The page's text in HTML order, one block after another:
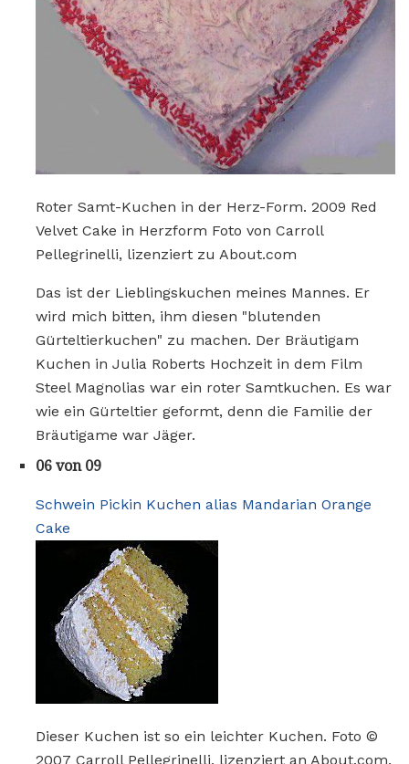
Roter Samt-Kuchen in der Herz-Form. 2009 Red
Velvet Cake in Herzform Foto von Carroll
Pellegrinelli, lizenziert zu About.com
Das ist der Lieblingskuchen meines Mannes. Er
wird mich bitten, ihm diesen "blutenden
Gürteltierkuchen" zu machen. Der Bräutigam
Kuchen in Julia Roberts Hochzeit in dem Film
Steel Magnolias war ein roter Samtkuchen. Es war
wie ein Gürteltier geformt, denn die Familie der
Bräutigame war Jäger.
06 von 09
Schwein Pickin Kuchen alias Mandarian Orange
Cake
Dieser Kuchen ist so ein leichter Kuchen. Foto ©
2007 Carroll Pellegrinelli, lizenziert an About.com,